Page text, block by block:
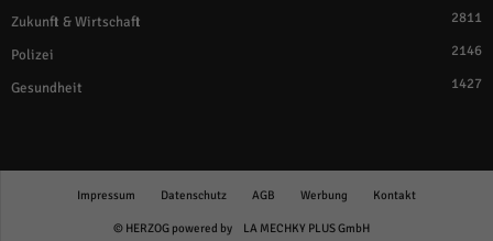
Zukunft & Wirtschaft 2811
Polizei 2146
Gesundheit 1427
Impressum Datenschutz AGB Werbung Kontakt
© HERZOG powered by LA MECHKY PLUS GmbH